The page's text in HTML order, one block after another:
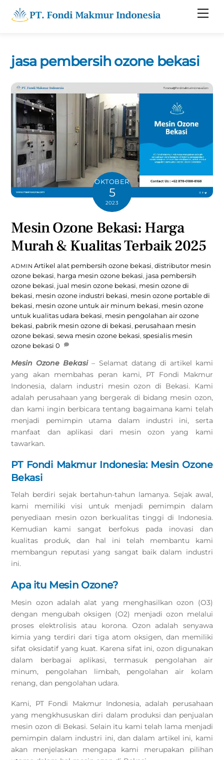
jasa pembersih ozone bekasi
OKTOBER
5
2023
Mesin Ozone Bekasi: Harga
Murah & Kualitas Terbaik 2025
ADMIN Artikel alat pembersih ozone bekasi,distributor mesin
ozone bekasi, harga mesin ozone bekasi, jasa pembersih
ozone bekasi, jual mesin ozone bekasi, mesin ozone di
bekasi, mesin ozone industri bekasi, mesin ozone portable di
bekasi, mesin ozone untuk air minum bekasi, mesin ozone
untuk kualitas udara bekasi, mesin pengolahan air ozone
bekasi, pabrik mesin ozone di bekasi, perusahaan mesin
ozone bekasi,sewa mesin ozone bekasi,spesialis mesin
ozone bekasi 0
Mesin Ozone Bekasi– Selamat datang di artikel kami
yang akan membahas peran kami, PT Fondi Makmur
Indonesia, dalam industri mesin ozon di Bekasi. Kami
adalah perusahaan yang bergerak di bidang mesin ozon,
dan kami ingin berbicara tentang bagaimana kami telah
menjadi pemimpin utama dalam industri ini, serta
manfaat dan aplikasi dari mesin ozon yang kami
tawarkan.
PT Fondi Makmur Indonesia: Mesin Ozone
Bekasi
Telah berdiri sejak bertahun-tahun lamanya. Sejak awal,
kami memiliki visi untuk menjadi pemimpin dalam
penyediaan mesin ozon berkualitas tinggi di Indonesia.
Kemudian kami sangat berfokus pada inovasi dan
kualitas produk, dan hal ini telah membantu kami
membangun reputasi yang sangat baik dalam industri
ini.
Apa itu Mesin Ozone?
Mesin ozon adalah alat yang menghasilkan ozon (O3)
dengan mengubah oksigen (O2) menjadi ozon melalui
proses elektrolisis atau korona. Ozon adalah senyawa
kimia yang terdiri dari tiga atom oksigen, dan memiliki
sifat oksidatif yang kuat. Karena sifat ini, ozon digunakan
dalam berbagai aplikasi, termasuk pengolahan air
minum, pengolahan limbah, pengolahan air kolam
renang, dan pengolahan udara.
Kami, PT Fondi Makmur Indonesia, adalah perusahaan
yang mengkhususkan diri dalam produksi dan penjualan
mesin ozon di Bekasi. Selain itu kami telah lama menjadi
pemimpin dalam industri ini, dan dalam artikel ini, kami
akan menjelaskan mengapa kami merupakan pilihan